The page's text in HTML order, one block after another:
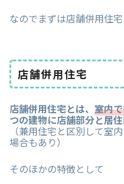
なのでまずは店舗併用住
店舗併用住宅
店舗併用住宅とは、 室内
つの建物に店舗部分と居
（兼用住宅と区別して室
場合もあり）
そのほかの特徴として